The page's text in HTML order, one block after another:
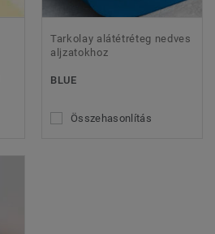
Tarkolay alátétréteg nedves
aljzatokhoz
BLUE
Összehasonlítás